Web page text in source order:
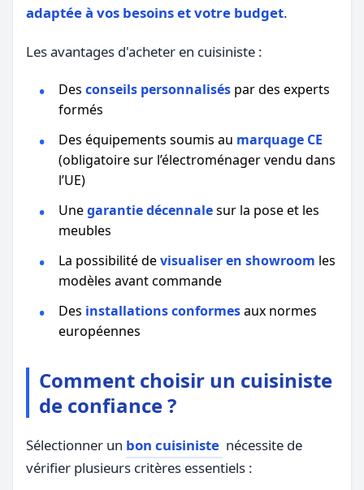
adaptée à vos besoins et votre budget.
Les avantages d'acheter en cuisiniste :
Des conseils personnalisés par des experts
formés
Des équipements soumis au marquage CE
(obligatoire sur l’électroménager vendu dans
l’UE)
Unegarantie décennalesur la pose et les
meubles
La possibilité devisualiser en showroom les
modèles avant commande
Des installations conformesaux normes
européennes
Comment choisir un cuisiniste
de confiance ?
Sélectionner un bon cuisiniste nécessite de
vérifier plusieurs critères essentiels :